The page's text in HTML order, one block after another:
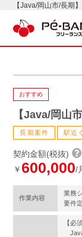
【Java/岡山市/長期
おすすめ
【Java/岡山
長期案件 駅近く
契約金額(税抜)
￥ 600,000/
作業内容
業務
要件
【必